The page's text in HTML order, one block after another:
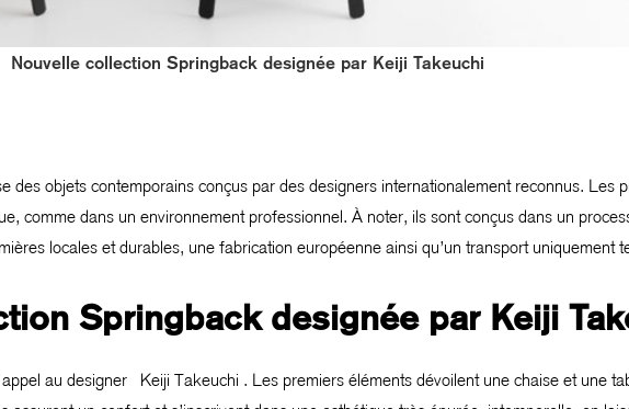
Nouvelle collection Springback designée par Keiji Takeuchi
des objets contemporains conçus par des designers internationalement reconnus. Les
comme dans un environnement professionnel. À noter, ils sont conçus dans un
locales et durables, une fabrication européenne ainsi qu’un transport uniquement
Springback designée par Keiji
au designer Keiji Takeuchi . Les premiers éléments dévoilent une chaise et une